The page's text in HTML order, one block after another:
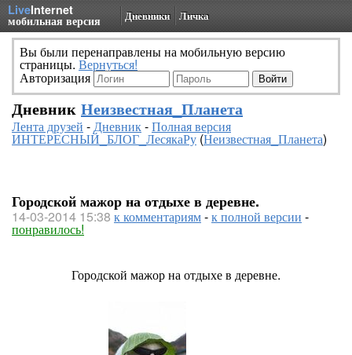
LiveInternet
мобильная версия Дневники Личка
Вы были перенаправлены на мобильную версию
страницы. Вернуться!
Авторизация
Дневник Неизвестная_Планета
Лента друзей -Дневник-Полная версия
ИНТЕРЕСНЫЙ_БЛОГ_ЛесякаРу(Неизвестная_Планета)
Городской мажор на отдыхе в деревне.
14-03-2014 15:38 к комментариям-к полной версии -
понравилось!
Городской мажор на отдыхе в деревне.